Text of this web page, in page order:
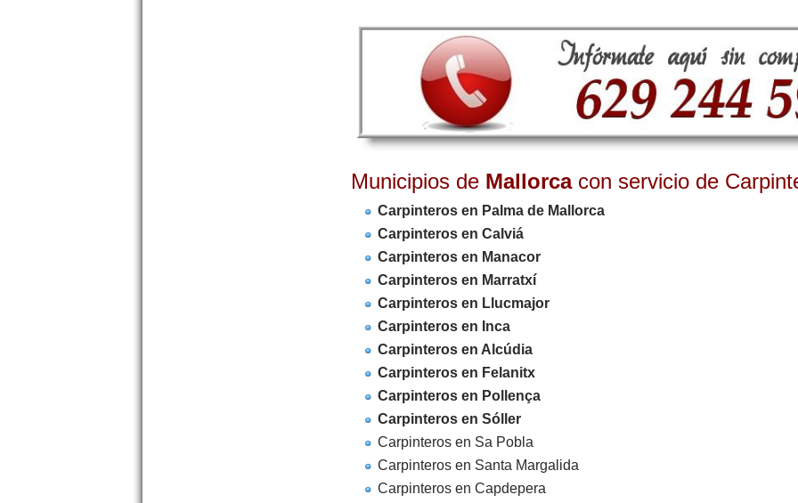
Municipios de Mallorcacon servicio de
Carpinteros en Palma de Mallorca
Carpinteros en Calviá
Carpinteros en Manacor
Carpinteros en Marratxí
Carpinteros en Llucmajor
Carpinteros en Inca
Carpinteros en Alcúdia
Carpinteros en Felanitx
Carpinteros en Pollença
Carpinteros en Sóller
Carpinteros en Sa Pobla
Carpinteros en Santa Margalida
Carpinteros en Capdepera